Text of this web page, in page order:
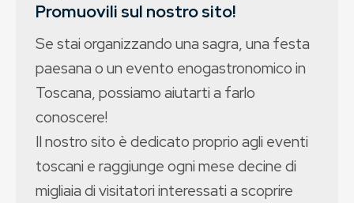
Promuovili sul nostro sito!
Se stai organizzando una sagra, una festa
paesana o un evento enogastronomico in
Toscana, possiamo aiutarti a farlo
conoscere!
Il nostro sito è dedicato proprio agli eventi
toscani e raggiunge ogni mese decine di
migliaia di visitatori interessati a scoprire